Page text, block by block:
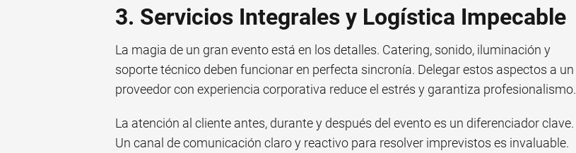
3. Servicios Integrales y Logística Impecable
La magia de un gran evento está en los detalles. Catering, sonido, iluminación y
soporte técnico deben funcionar en perfecta sincronía. Delegar estos aspectos a un
proveedor con experiencia corporativa reduce el estrés y garantiza profesionalismo.
La atención al cliente antes, durante y después del evento es un diferenciador clave.
Un canal de comunicación claro y reactivo para resolver imprevistos es invaluable.